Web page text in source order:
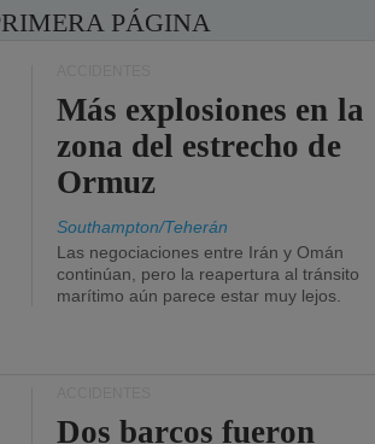
PÁGINA
Más explosiones en la
zona del estrecho de
Ormuz
Southampton/Teherán
Las negociaciones entre Irán y Omán
continúan, pero la reapertura al tránsito
marítimo aún parece estar muy lejos.
Dos barcos fueron